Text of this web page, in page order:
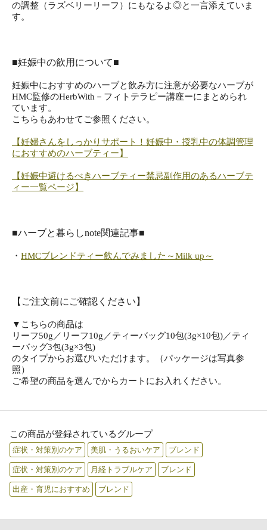
の調整（ラズベリーリーフ）にもなるよ◎と一言添えていま
す。
■妊娠中の飲用について■
妊娠中におすすめのハーブと飲み方に注意が必要なハーブが
HMC監修のHerbWith－フィトテラピー講座ーにまとめられ
ています。
こちらもあわせてご参照ください。
【妊婦さんをしっかりサポート！妊娠中・授乳中の体調管理
におすすめのハーブティー】
【妊娠中避けるべきハーブティー禁忌副作用のあるハーブテ
ィー一覧ページ】
■ハーブと暮らしnote関連記事■
・ HMCブレンドティー飲んでみました～Milk up～
【ご注文前にご確認ください】
▼こちらの商品は
リーフ50g／リーフ10g／ティーバッグ10包(3g×10包)／ティ
ーバッグ3包(3g×3包)
のタイプからお選びいただけます。（パッケージは写真参
照）
ご希望の商品を選んでからカートにお入れください。
この商品が登録されているグループ
症状・対策別のケア 美肌・うるおいケア ブレンド
症状・対策別のケア 月経トラブルケア ブレンド
出産・育児におすすめ ブレンド